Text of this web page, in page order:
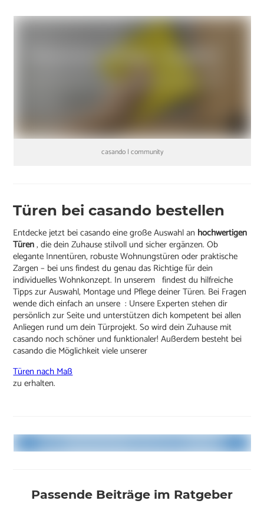
casando | community
Türen bei casando bestellen
Entdecke jetzt bei casando eine große Auswahl an hochwertigen
Türen, die dein Zuhause stilvoll und sicher ergänzen. Ob
elegante Innentüren, robuste Wohnungstüren oder praktische
Zargen – bei uns findest du genau das Richtige für dein
individuelles Wohnkonzept. In unserem findest du hilfreiche
Tipps zur Auswahl, Montage und Pflege deiner Türen. Bei Fragen
wende dich einfach an unsere : Unsere Experten stehen dir
persönlich zur Seite und unterstützen dich kompetent bei allen
Anliegen rund um dein Türprojekt. So wird dein Zuhause mit
casando noch schöner und funktionaler! Außerdem besteht bei
casando die Möglichkeit viele unserer
Türen nach Maß
zu erhalten.
Passende Beiträge im Ratgeber